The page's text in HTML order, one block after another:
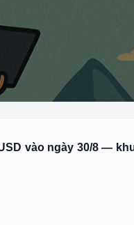
vào ngày 30/8 —